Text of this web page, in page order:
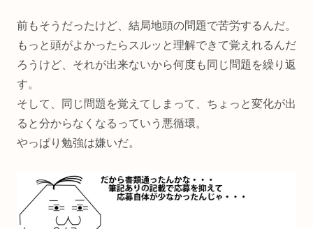
前もそうだったけど、結局地頭の問題で苦労するんだ。
もっと頭がよかったらスルッと理解できて覚えれるんだ
ろうけど、それが出来ないから何度も同じ問題を繰り返
す。
そして、同じ問題を覚えてしまって、ちょっと変化が出
ると分からなくなるっていう悪循環。
やっぱり勉強は嫌いだ。